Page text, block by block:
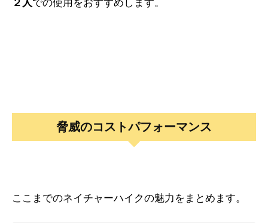
２人での使用をおすすめします。
脅威のコストパフォーマンス
ここまでのネイチャーハイクの魅力をまとめます。